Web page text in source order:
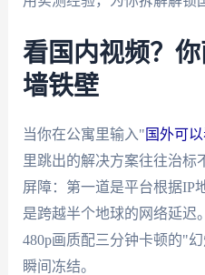
看国内视频？
墙铁壁
当你在公寓里输入" 国外可
里跳出的解决方案往往治标
屏障：第一道是平台根据IP
是跨越半个地球的网络延迟
480p画质配三分钟卡顿的"
瞬间冻结。